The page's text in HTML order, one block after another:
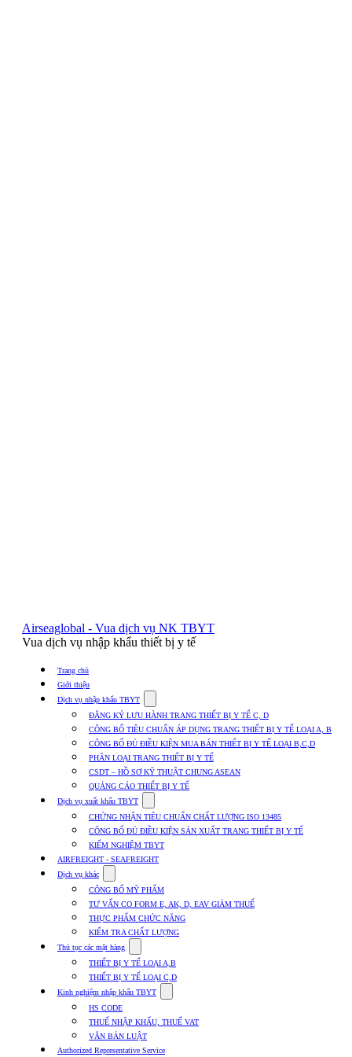
Airseaglobal - Vua dịch vụ NK TBYT
Vua dịch vụ nhập khẩu thiết bị y tế
Trang chủ
Giới thiệu
Dịch vụ nhập khẩu TBYT
submenu
for
Dịch
vụ
nhập
khẩu
TBYT
ĐĂNG KÝ LƯU HÀNH TRANG THIẾT BỊ Y TẾ C, D
CÔNG BỐ TIÊU CHUẨN ÁP DỤNG TRANG THIẾT BỊ Y TẾ LOẠI A, B
CÔNG BỐ ĐỦ ĐIỀU KIỆN MUA BÁN THIẾT BỊ Y TẾ LOẠI B,C,D
PHÂN LOẠI TRANG THIẾT BỊ Y TẾ
CSDT – HỒ SƠ KỸ THUẬT CHUNG ASEAN
QUẢNG CÁO THIẾT BỊ Y TẾ
Dịch vụ xuất khẩu TBYT
submenu
for
Dịch
vụ
xuất
TBYT
CHỨNG NHẬN TIÊU CHUẨN CHẤT LƯỢNG ISO 13485
CÔNG BỐ ĐỦ ĐIỀU KIỆN SẢN XUẤT TRANG THIẾT BỊ Y TẾ
KIỂM NGHIỆM TBYT
AIRFREIGHT - SEAFREIGHT
Dịch vụ khác
submenu
for
Dịch
vụ
khác
CÔNG BỐ MỸ PHẨM
TƯ VẤN CO FORM E, AK, D, EAV GIẢM THUẾ
THỰC PHẨM CHỨC NĂNG
KIỂM TRA CHẤT LƯỢNG
Thủ tục các mặt hàng
submenu
for
Thủ
tục
mặt
hàng
THIẾT BỊ Y TẾ LOẠI A,B
THIẾT BỊ Y TẾ LOẠI C,D
Kinh nghiệm nhập khẩu TBYT
submenu
Kinh
HS CODE
THUẾ NHẬP KHẨU, THUẾ VAT
VĂN BẢN LUẬT
Authorized Representative Service